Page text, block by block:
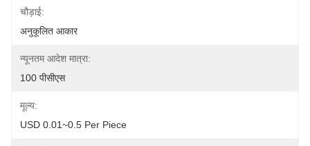
चौड़ाई:
अनुकूलित आकार
न्यूनतम आदेश मात्रा:
100 पीसीएस
मूल्य:
USD 0.01~0.5 Per Piece